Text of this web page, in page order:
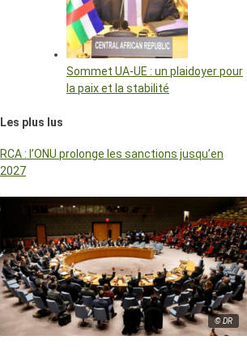
Sommet UA-UE : un plaidoyer pour
la paix et la stabilité
Les plus lus
RCA : l’ONU prolonge les sanctions jusqu’en
2027
© DR